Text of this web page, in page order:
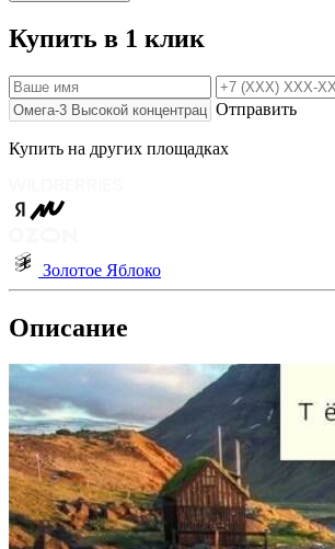
Купить в 1 клик
Отправить
Купить на других площадках
Золотое Яблоко
Описание